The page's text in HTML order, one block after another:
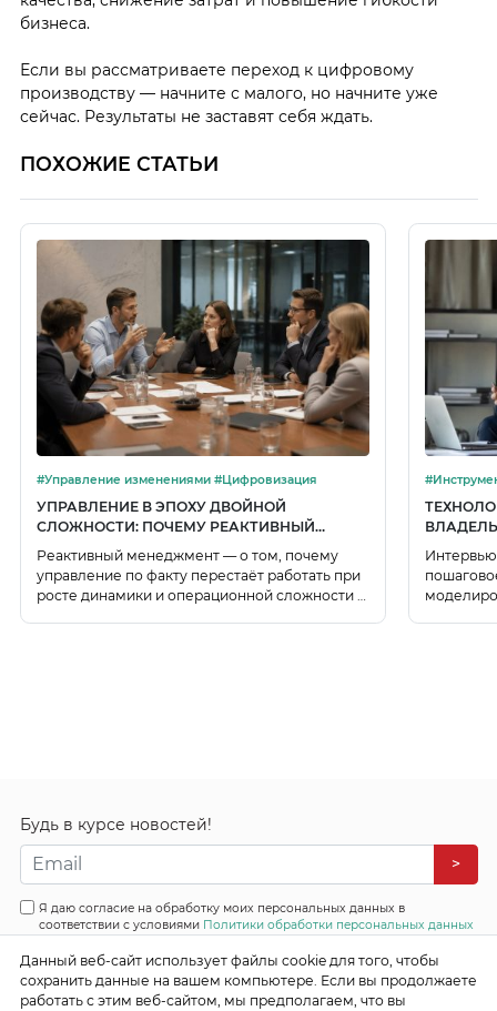
бизнеса.
Если вы рассматриваете переход к цифровому
производству — начните с малого, но начните уже
сейчас. Результаты не заставят себя ждать.
ПОХОЖИЕ СТАТЬИ
#Управление изменениями #Цифровизация
УПРАВЛЕНИЕ В ЭПОХУ ДВОЙНОЙ
СЛОЖНОСТИ: ПОЧЕМУ РЕАКТИВНЫЙ
МЕНЕДЖМЕНТ НЕ ПОСПЕВАЕТ ЗА
Реактивный менеджмент — о том, почему
управление по факту перестаёт работать при
росте динамики и операционной сложности и
Будь в курсе новостей!
>
Я даю согласие на обработку моих персональных данных в
соответствии с условиями Политики обработки персональных данных
Все права защищены
© 2026 Эффективные бизнес системы
Данный веб-сайт использует файлы cookie для того, чтобы
сохранить данные на вашем компьютере. Если вы продолжаете
работать с этим веб-сайтом, мы предполагаем, что вы